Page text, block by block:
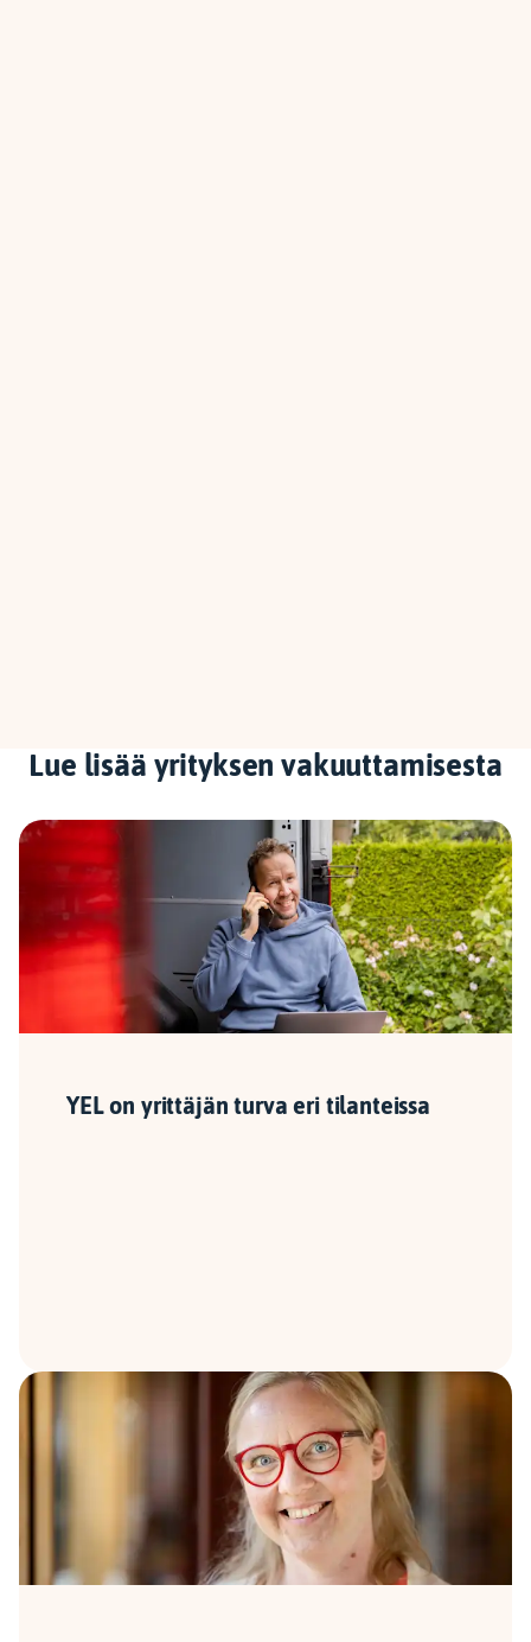
Lue lisää yrityksen vakuuttamisesta
YEL on yrittäjän turva eri tilanteissa